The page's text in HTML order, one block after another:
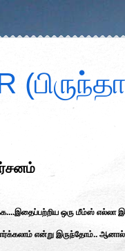
ஒரு மீம்ஸ் எல்லா
என்று இருந்தோம்..